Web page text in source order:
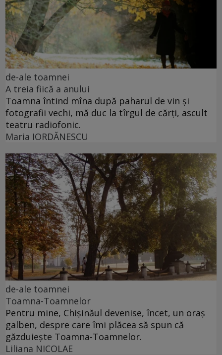
de-ale toamnei
A treia fiică a anului
Toamna întind mîna după paharul de vin și
fotografii vechi, mă duc la tîrgul de cărți, ascult
teatru radiofonic.
Maria IORDĂNESCU
de-ale toamnei
Toamna-Toamnelor
Pentru mine, Chişinăul devenise, încet, un oraș
galben, despre care îmi plăcea să spun că
găzduiește Toamna-Toamnelor.
Liliana NICOLAE